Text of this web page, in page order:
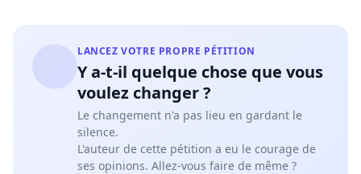
LANCEZ VOTRE PROPRE PÉTITION
Y a-t-il quelque chose que vous
voulez changer ?
Le changement n'a pas lieu en gardant le
silence.
L'auteur de cette pétition a eu le courage de
ses opinions. Allez-vous faire de même ?